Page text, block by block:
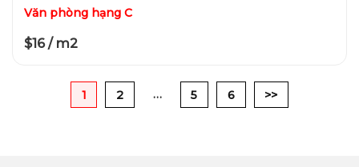
Văn phòng hạng C
$16 / m2
1 2 … 5 6 >>